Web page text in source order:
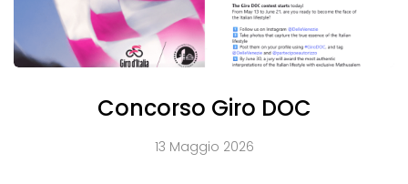
Concorso Giro DOC
13 Maggio 2026